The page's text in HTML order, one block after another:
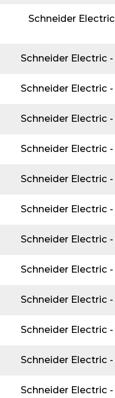
Schneider Electric
Schneider Electric -
Schneider Electric -
Schneider Electric -
Schneider Electric -
Schneider Electric -
Schneider Electric -
Schneider Electric -
Schneider Electric -
Schneider Electric -
Schneider Electric -
Schneider Electric -
Schneider Electric -